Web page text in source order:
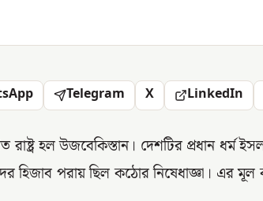
Telegram X LinkedIn
রাষ্ট্র হল উজবেকিস্তান। দেশটির প্রধান
হিজাব পরায় ছিল কঠোর নিষেধাজ্ঞা। এর